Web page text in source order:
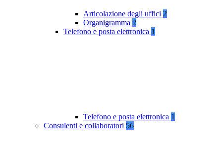
Articolazione degli uffici 2
Organigramma 2
Telefono e posta elettronica 1
Telefono e posta elettronica 1
Consulenti e collaboratori 56